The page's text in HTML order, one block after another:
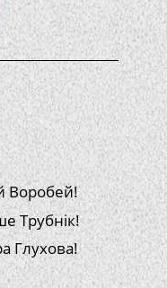
Воробей!
Трубнік!
Глухова!